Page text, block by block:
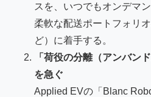
スを、いつでもオンデマ
柔軟な配送ポートフォリ
ど）に着手する。
「荷役の分離（アンバン
を急ぐ
Applied EVの「Blanc